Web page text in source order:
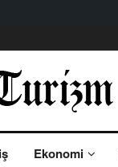
Ekonomi